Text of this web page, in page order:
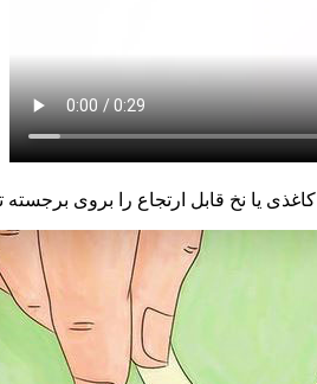
یا نخ قابل ارتجاع را بروی